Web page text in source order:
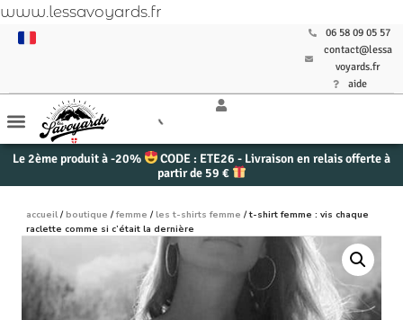
www.lessavoyards.fr
06 58 09 05 57
contact@lessa
voyards.fr
aide
Le 2ème produit à -20%
CODE : ETE26 - Livraison en relais offerte à
partir de 59 €
accueil / boutique / femme / les t-shirts femme / t-shirt femme : vis chaque
raclette comme si c’était la dernière